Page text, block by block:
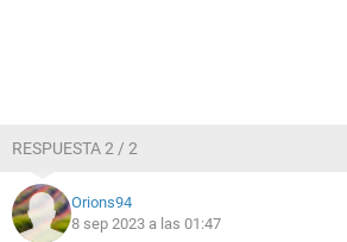
RESPUESTA 2 / 2
Orions94
8 sep 2023 a las 01:47